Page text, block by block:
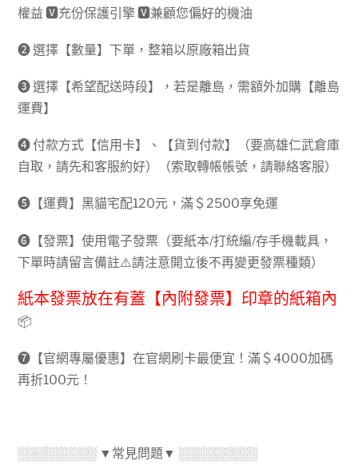
權益🆅充份保護引擎🆅兼顧您偏好的機油
➋ 選擇【數量】下單，整箱以原廠箱出貨
➌ 選擇【希望配送時段】，若是離島，需額外加購【離島
運費】
➍ 付款方式【信用卡】、【貨到付款】（要高雄仁武倉庫
自取，請先和客服約好）（索取轉帳帳號，請聯絡客服）
➎【運費】黑貓宅配120元，滿＄2500享免運
➏【發票】使用電子發票（要紙本/打統編/存手機載具，
下單時請留言備註⚠️請注意開立後不再變更發票種類）
紙本發票放在有蓋【內附發票】印章的紙箱內
📦
➐【官網專屬優惠】在官網刷卡最便宜！滿＄4000加碼
再折100元！
░░░░░░░░░ ▼常見問題▼ ░░░░░░░░░